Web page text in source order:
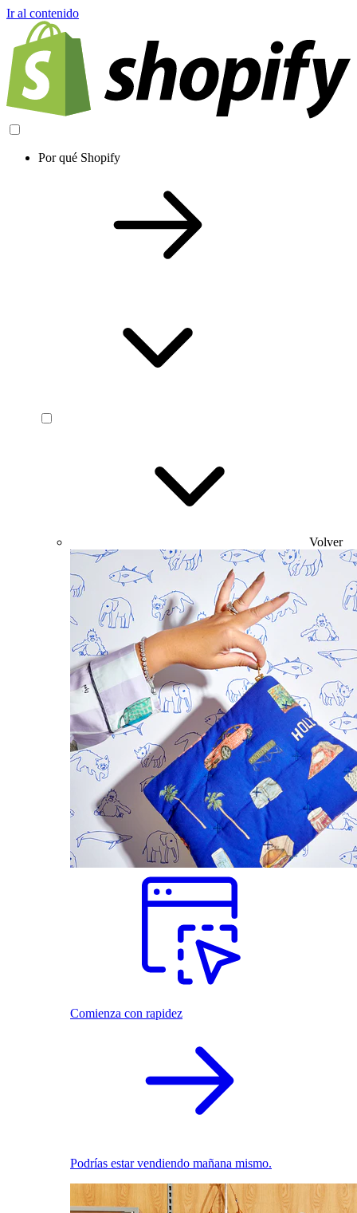
Ir al contenido
Por qué Shopify
Volver
Comienza con rapidez
Podrías estar vendiendo mañana mismo.